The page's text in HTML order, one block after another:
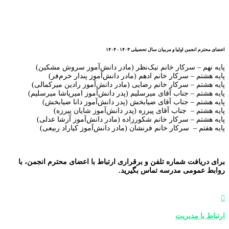
اعضای محترم انجمن اولیا و مربیان سال تحصیلی ۱۴۰۳ - ۱۴۰۴
پایه نهم – سرکار خانم نیک‌نظر (مادر دانش‌آموز سروش مشکین)
پایه هشتم – سرکار خانم ادهم (مادر دانش‌آموز پندار خرم‌فر)
پایه هشتم – سرکار خانم رضایی (مادر دانش‌آموز رادین میرکمالی)
پایه هشتم – جناب آقای میرسلیم (پدر دانش‌آموز امیرپاشا میرسلیم)
پایه هشتم – جناب آقای ضیابخش (پدر دانش‌آموز دانا ضیابخش)
پایه هشتم – جناب آقای پیرزه (پدر دانش‌آموز شایان پیرزه)
پایه هشتم – سرکار خانم شکورزاده (مادر دانش‌آموز آرشا عدلی)
پایه هفتم – سرکار خانم فرنشان (مادر دانش‌آموز کیاراد ربیعی)
برای دریافت شماره تلفن و برقراری ارتباط با اعضای محترم انجمن، با
روابط عمومی مدرسه تماس بگیرید.

ارتباط با مدیریت